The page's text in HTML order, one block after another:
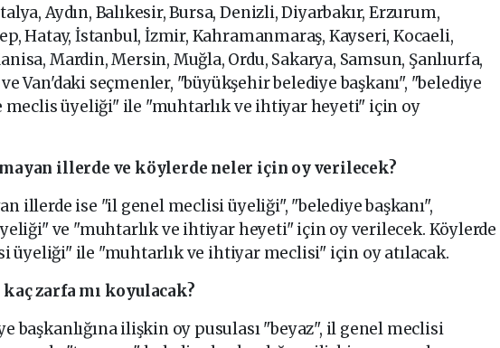
Aydın, Balıkesir, Bursa, Denizli, Diyarbakır, Erzurum,
Hatay, İstanbul, İzmir, Kahramanmaraş, Kayseri, Kocaeli,
Mardin, Mersin, Muğla, Ordu, Sakarya, Samsun, Şanlıurfa,
Van'daki seçmenler, "büyükşehir belediye başkanı", "belediye
meclis üyeliği" ile "muhtarlık ve ihtiyar heyeti" için oy
illerde ve köylerde neler için oy verilecek?
illerde ise "il genel meclisi üyeliği", "belediye başkanı",
ve "muhtarlık ve ihtiyar heyeti" için oy verilecek. Köylerde
üyeliği" ile "muhtarlık ve ihtiyar meclisi" için oy atılacak.
zarfa mı koyulacak?
başkanlığına ilişkin oy pusulası "beyaz", il genel meclisi